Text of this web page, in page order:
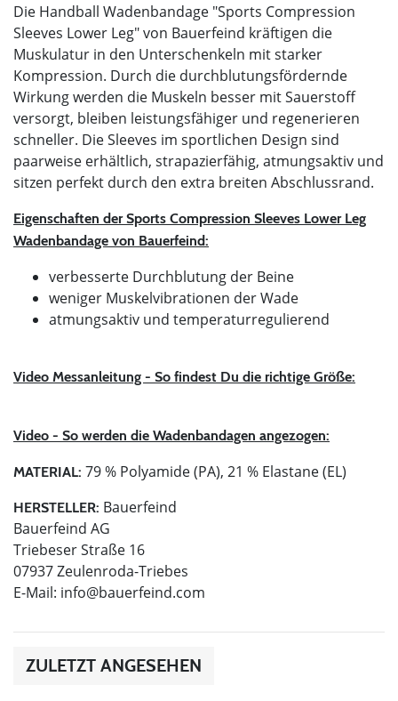
Die Handball Wadenbandage "Sports Compression
Sleeves Lower Leg" von Bauerfeind kräftigen die
Muskulatur in den Unterschenkeln mit starker
Kompression. Durch die durchblutungsfördernde
Wirkung werden die Muskeln besser mit Sauerstoff
versorgt, bleiben leistungsfähiger und regenerieren
schneller. Die Sleeves im sportlichen Design sind
paarweise erhältlich, strapazierfähig, atmungsaktiv und
sitzen perfekt durch den extra breiten Abschlussrand.
Eigenschaften der Sports Compression Sleeves Lower Leg
Wadenbandage von Bauerfeind:
verbesserte Durchblutung der Beine
weniger Muskelvibrationen der Wade
atmungsaktiv und temperaturregulierend
Video Messanleitung - So findest Du die richtige Größe:
Video - So werden die Wadenbandagen angezogen:
MATERIAL: 79 % Polyamide (PA), 21 % Elastane (EL)
HERSTELLER: Bauerfeind
Bauerfeind AG
Triebeser Straße 16
07937 Zeulenroda-Triebes
E-Mail: info@bauerfeind.com
ZULETZT ANGESEHEN